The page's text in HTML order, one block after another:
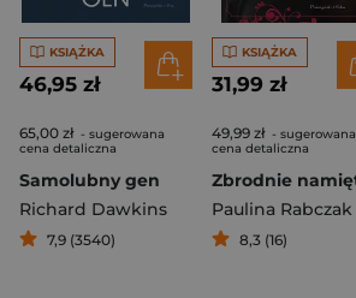
KSIĄŻKA
46,95 zł
65,00 zł - sugerowana
cena detaliczna
Samolubny gen
Richard Dawkins
7,9 (3540)
KSIĄŻKA
31,99 zł
49,99 zł - sugerowana
cena detaliczna
Paulina Rabczak
8,3 (16)